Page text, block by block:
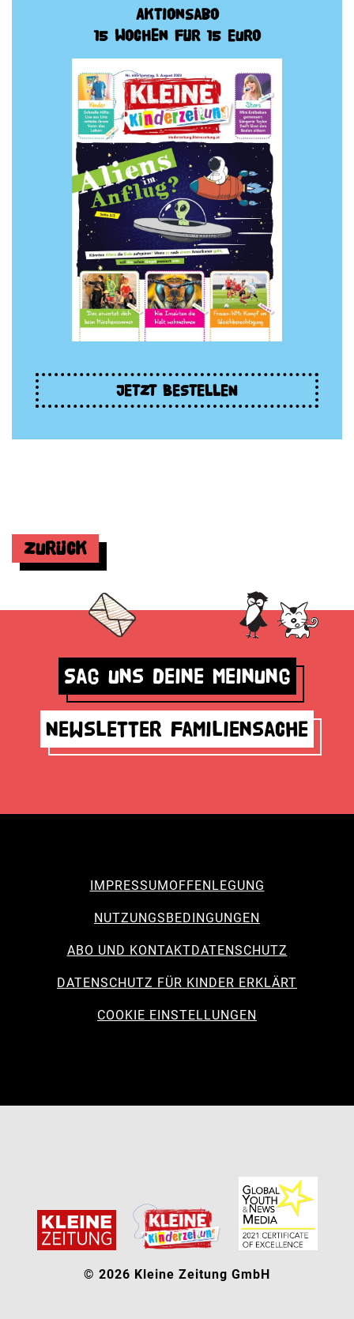
Aktionsabo
15 Wochen für 15 Euro
JETZT BESTELLEN
Zurück
Sag uns deine Meinung
Newsletter Familiensache
IMPRESSUM OFFENLEGUNG
NUTZUNGSBEDINGUNGEN
ABO UND KONTAKTDATENSCHUTZ
DATENSCHUTZ FÜR KINDER ERKLÄRT
COOKIE EINSTELLUNGEN
© 2026 Kleine Zeitung GmbH